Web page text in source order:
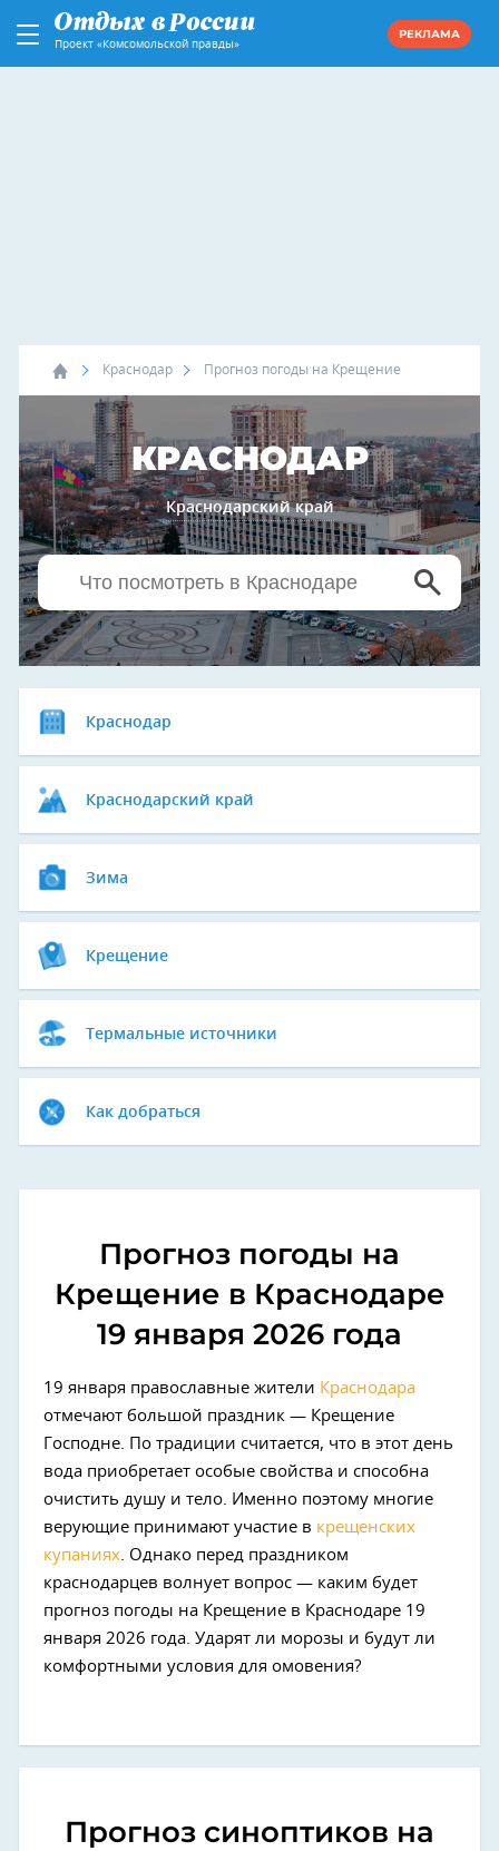
Проект «Комсомольской правды»
РЕКЛАМА
Краснодар Прогноз погоды на Крещение
КРАСНОДАР
Краснодарский край
Краснодар
Краснодарский край
Зима
Крещение
Термальные источники
Как добраться
Прогноз погоды на
Крещение в Краснодаре
19 января 2026 года
19 января православные жители Краснодара
отмечают большой праздник — Крещение
Господне. По традиции считается, что в этот день
вода приобретает особые свойства и способна
очистить душу и тело. Именно поэтому многие
верующие принимают участие в крещенских
купаниях. Однако перед праздником
краснодарцев волнует вопрос — каким будет
прогноз погоды на Крещение в Краснодаре 19
января 2026 года. Ударят ли морозы и будут ли
комфортными условия для омовения?
Прогноз синоптиков на